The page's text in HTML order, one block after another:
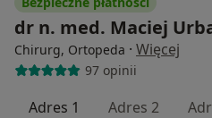
dr n. med. Maciej
Chirurg, Ortopeda · Więcej
97 opinii
Adres 1 Adres 2